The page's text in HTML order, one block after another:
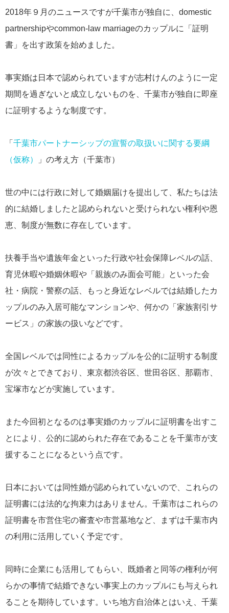
2018年９月のニュースですが千葉市が独自に、domestic
partnershipやcommon-law marriageのカップルに「証明
書」を出す政策を始めました。
事実婚は日本で認められていますが志村けんのように一定
期間を過ぎないと成立しないものを、千葉市が独自に即座
に証明するような制度です。
「 千葉市パートナーシップの宣誓の取扱いに関する要綱
（仮称）
」の考え方（千葉市）
世の中には行政に対して婚姻届けを提出して、私たちは法
的に結婚しましたと認められないと受けられない権利や恩
恵、制度が無数に存在しています。
扶養手当や遺族年金といった行政や社会保障レベルの話、
育児休暇や婚姻休暇や「親族のみ面会可能」といった会
社・病院・警察の話、もっと身近なレベルでは結婚したカ
ップルのみ入居可能なマンションや、何かの「家族割引サ
ービス」の家族の扱いなどです。
全国レベルでは同性によるカップルを公的に証明する制度
が次々とできており、東京都渋谷区、世田谷区、那覇市、
宝塚市などが実施しています。
また今回初となるのは事実婚のカップルに証明書を出すこ
とにより、公的に認められた存在であることを千葉市が支
援することになるという点です。
日本においては同性婚が認められていないので、これらの
証明書には法的な拘束力はありません。千葉市はこれらの
証明書を市営住宅の審査や市営墓地など、まずは千葉市内
の利用に活用していく予定です。
同時に企業にも活用してもらい、既婚者と同等の権利が何
らかの事情で結婚できない事実上のカップルにも与えられ
ることを期待しています。いち地方自治体とはいえ、千葉